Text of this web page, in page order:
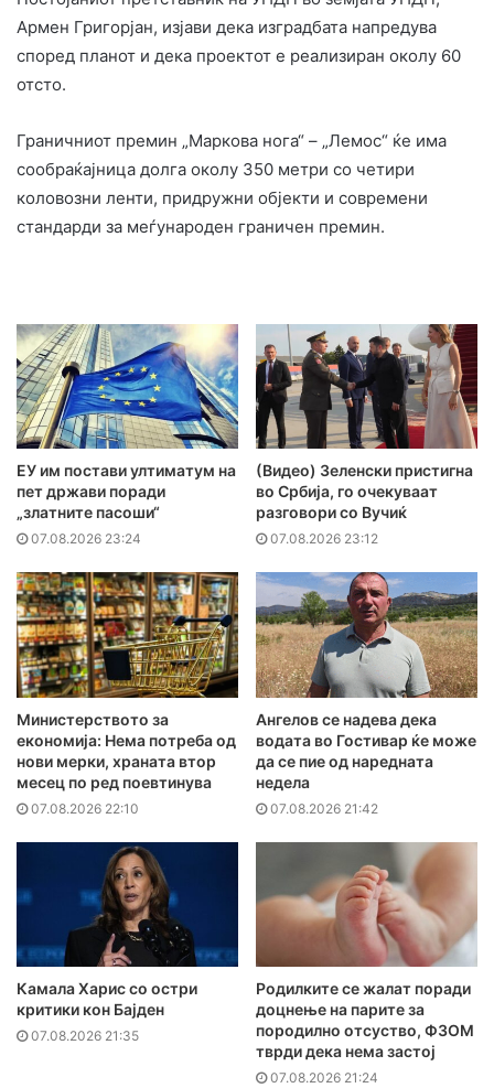
Армен Григорјан, изјави дека изградбата напредува
според планот и дека проектот е реализиран околу 60
отсто.
Граничниот премин „Маркова нога“ – „Лемос“ ќе има
сообраќајница долга околу 350 метри со четири
коловозни ленти, придружни објекти и современи
стандарди за меѓународен граничен премин.
ЕУ им постави ултиматум на
пет држави поради
„златните пасоши“
07.08.2026 23:24
(Видео) Зеленски пристигна
во Србија, го очекуваат
разговори со Вучиќ
07.08.2026 23:12
Министерството за
економија: Нема потреба од
нови мерки, храната втор
месец по ред поевтинува
07.08.2026 22:10
Ангелов се надева дека
водата во Гостивар ќе може
да се пие од наредната
недела
07.08.2026 21:42
Камала Харис со остри
критики кон Бајден
07.08.2026 21:35
Родилките се жалат поради
доцнење на парите за
породилно отсуство, ФЗОМ
тврди дека нема застој
07.08.2026 21:24